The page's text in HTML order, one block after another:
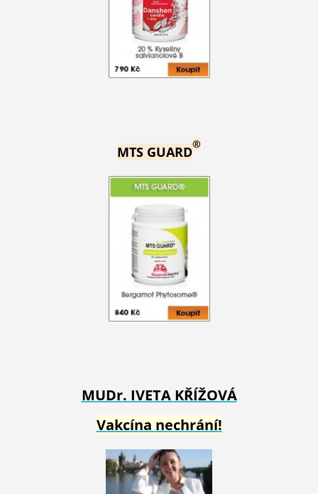
MTS GUARD®
MUDr. IVETA KŘÍŽOVÁ
Vakcína nechrání!